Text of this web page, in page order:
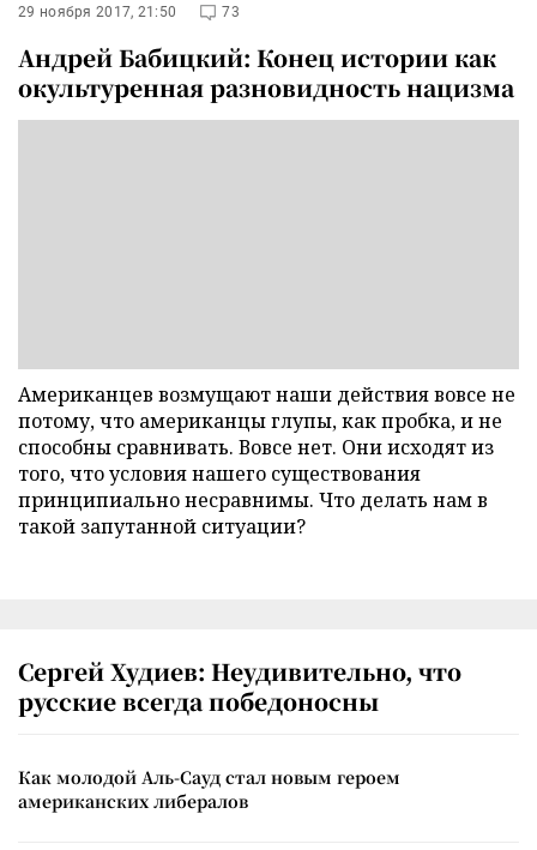
29 ноября 2017, 21:50 73
Андрей Бабицкий: Конец истории как
окультуренная разновидность нацизма
Американцев возмущают наши действия вовсе не
потому, что американцы глупы, как пробка, и не
способны сравнивать. Вовсе нет. Они исходят из
того, что условия нашего существования
принципиально несравнимы. Что делать нам в
такой запутанной ситуации?
Сергей Худиев: Неудивительно, что
русские всегда победоносны
Как молодой Аль-Сауд стал новым героем
американских либералов